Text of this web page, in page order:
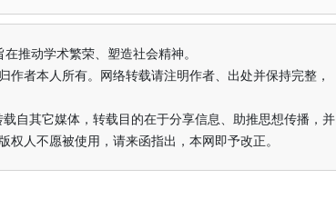
推动学术繁荣、塑造社会精神。
者本人所有。网络转载请注明作者、出处并保持完整，
自其它媒体，转载目的在于分享信息、助推思想传播，并
人不愿被使用，请来函指出，本网即予改正。